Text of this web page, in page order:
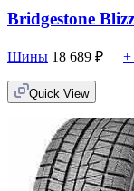
Bridgestone
Шины 18 689 ₽ +
Quick View